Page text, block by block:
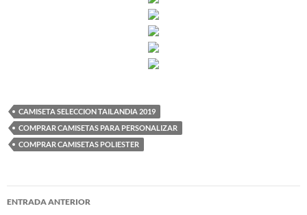
CAMISETA SELECCION TAILANDIA 2019
COMPRAR CAMISETAS PARA PERSONALIZAR
COMPRAR CAMISETAS POLIESTER
Navegación
ENTRADA ANTERIOR